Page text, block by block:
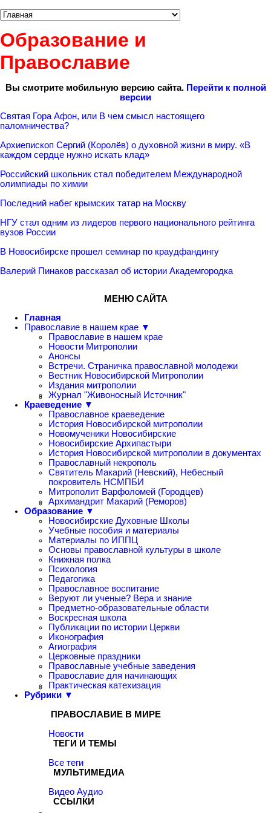
Образование и
Православие
Вы смотрите мобильную версию сайта. Перейти к полной
версии
Святая Гора Афон, или В чем смысл настоящего
паломничества?
Архиепископ Сергий (Королёв) о духовной жизни в миру. «В
каждом сердце нужно искать клад»
Российский школьник стал победителем Международной
олимпиады по химии
Последний набег крымских татар на Москву
НГУ стал одним из лидеров первого национального рейтинга
вузов России
В Новосибирске прошел семинар по краудфандингу
Валерий Пинаков рассказал об истории Академгородка
МЕНЮ САЙТА
Главная
Православие в нашем крае ▼
Православие в нашем крае
Новости Митрополии
Анонсы
Встречи. Страничка православной молодежи
Вестник Новосибирской Митрополии
Издания митрополии
Журнал "Живоносный Источник"
Краеведение ▼
Православное краеведение
История Новосибирской митрополии
Новомученики Новосибирские
Новосибирские Архипастыри
История Новосибирской митрополии в документах
Православный некрополь
Святитель Макарий (Невский), Небесный
покровитель НСМПБИ
Митрополит Варфоломей (Городцев)
Архимандрит Макарий (Реморов)
Образование ▼
Новосибирские Духовные Школы
Учебные пособия и материалы
Материалы по ИППЦ
Основы православной культуры в школе
Книжная полка
Психология
Педагогика
Православное воспитание
Веруют ли ученые? Вера и знание
Предметно-образовательные области
Воскресная школа
Публикации по истории Церкви
Иконография
Агиография
Церковные праздники
Православные учебные заведения
Православие для начинающих
Практическая катехизация
Рубрики ▼
ПРАВОСЛАВИЕ В МИРЕ
Новости
ТЕГИ И ТЕМЫ
Все теги
МУЛЬТИМЕДИА
Видео Аудио
ССЫЛКИ